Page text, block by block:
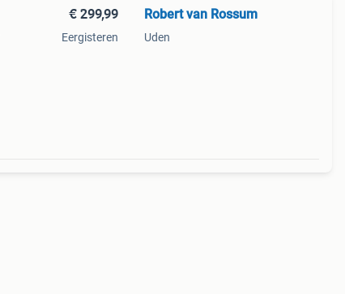
€ 299,99
Eergisteren
Robert van Rossum
Uden